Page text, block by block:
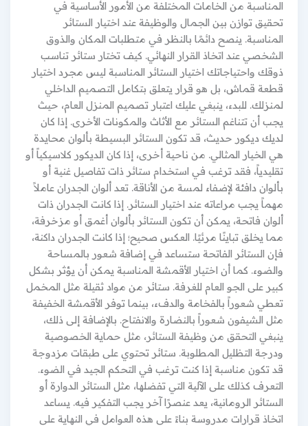
المناسبة من الخامات المختلفة من الأمور الأساسية في
تحقيق توازن بين الجمال والوظيفة عند اختيار الستائر
المناسبة. ينصح دائمًا بالنظر في متطلبات المكان والذوق
الشخصي عند اتخاذ القرار النهائي. كيف تختار ستائر تناسب
ذوقك واحتياجاتك اختيار الستائر المناسبة ليس مجرد اختيار
قطعة قماش، بل هو قرار يتعلق بتكامل التصميم الداخلي
لمنزلك. للبدء، ينبغي عليك اعتبار تصميم المنزل العام، حيث
يجب أن تتناغم الستائر مع الأثاث والمكونات الأخرى. إذا كان
لديك ديكور حديث، قد تكون الستائر البسيطة بألوان محايدة
هي الخيار المثالي. من ناحية أخرى، إذا كان الديكور كلاسيكياً أو
تقليدياً، فقد ترغب في استخدام ستائر ذات تفاصيل غنية أو
بألوان دافئة لإضفاء لمسة من الأناقة. تعد ألوان الجدران عاملاً
مهماً يجب مراعاته عند اختيار الستائر. إذا كانت الجدران ذات
ألوان فاتحة، يمكن أن تكون الستائر بألوان أغمق أو مزخرفة،
مما يخلق تباينًا مرئيًا. العكس صحيح؛ إذا كانت الجدران داكنة،
فإن الستائر الفاتحة ستساعد في إضافة شعور بالمساحة
والضوء. كما أن اختيار الأقمشة المناسبة يمكن أن يؤثر بشكل
كبير على الجو العام للغرفة. ستائر من مواد ثقيلة مثل المخمل
تعطي شعوراً بالفخامة والدفء، بينما توفر الأقمشة الخفيفة
مثل الشيفون شعوراً بالنضارة والانفتاح. بالإضافة إلى ذلك،
ينبغي التحقق من وظيفة الستائر، مثل حماية الخصوصية
ودرجة التظليل المطلوبة. ستائر تحتوي على طبقات مزدوجة
قد تكون مناسبة إذا كنت ترغب في التحكم الجيد في الضوء.
التعرف كذلك على الآلية التي تفضلها، مثل الستائر الدوارة أو
الستائر الرومانية، يعد عنصرًا آخر يجب التفكير فيه. يساعد
اتخاذ قرارات مدروسة بناءً على هذه العوامل في النهاية على